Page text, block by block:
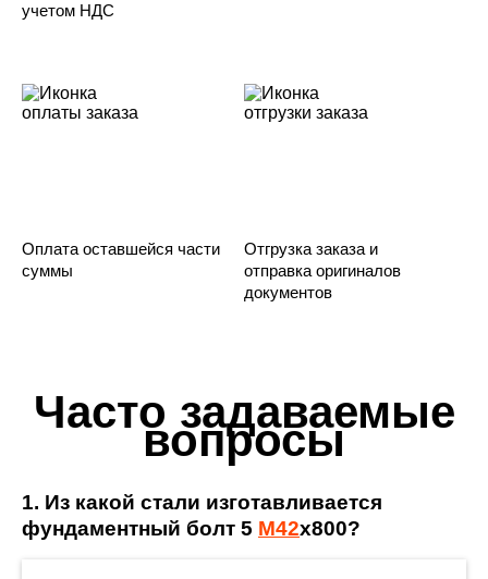
учетом НДС
Оплата оставшейся части
суммы
Отгрузка заказа и
отправка оригиналов
документов
Часто задаваемые
вопросы
1. Из какой стали изготавливается
фундаментный болт 5 М42х800?